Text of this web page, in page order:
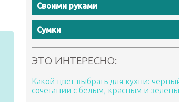
Своими руками
Сумки
ЭТО ИНТЕРЕСНО:
Какой цвет выбрать для кухни:
сочетании с белым, красным и